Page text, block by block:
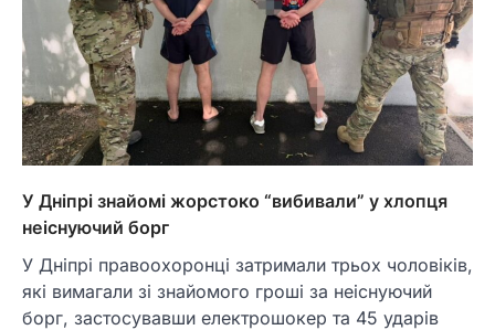
У Дніпрі знайомі жорстоко “вибивали” у хлопця
неіснуючий борг
У Дніпрі правоохоронці затримали трьох чоловіків,
які вимагали зі знайомого гроші за неіснуючий
борг, застосувавши електрошокер та 45 ударів